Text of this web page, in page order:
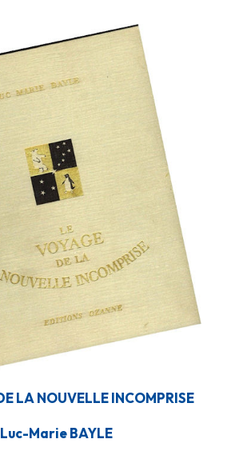
LA NOUVELLE INCOMPRISE
Luc-Marie BAYLE